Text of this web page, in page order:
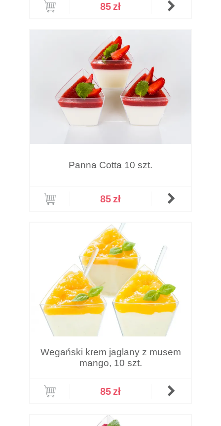
85zł
Panna Cotta 10 szt.
85zł
Wegański krem jaglany z musem
mango, 10 szt.
85zł